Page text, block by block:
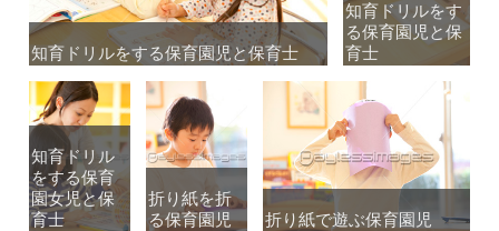
知育ドリルをする保育園児と保育士
知育ドリルをする保育園児と保育士
知育ドリルをす
る保育園児と保
育士
知育ドリルをす
る保育園児と保
育士
知育ドリル
をする保育
園女児と保
育士
知育ドリル
をする保育
園女児と保
育士
折り紙を折
る保育園児
折り紙を折
る保育園児
折り紙で遊ぶ保育園児
折り紙で遊ぶ保育園児